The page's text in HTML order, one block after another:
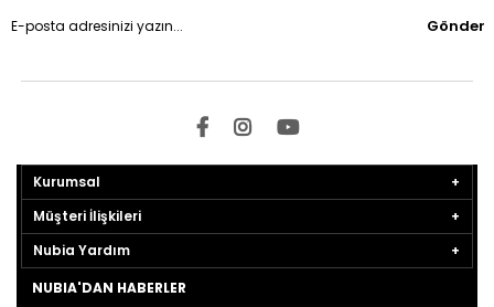
Gönder
Kurumsal
Müşteri İlişkileri
Nubia Yardım
NUBIA'DAN HABERLER